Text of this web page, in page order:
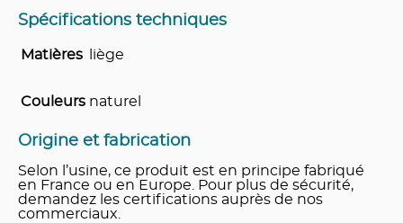
Spécifications techniques
Matières liège
Couleurs naturel
Origine et fabrication
Selon l’usine, ce produit est en principe fabriqué
en France ou en Europe. Pour plus de sécurité,
demandez les certifications auprès de nos
commerciaux.